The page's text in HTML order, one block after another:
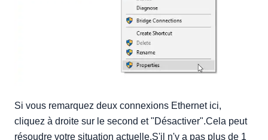
Si vous remarquez deux connexions Ethernet ici,
cliquez à droite sur le second et "Désactiver".Cela peut
résoudre votre situation actuelle.S'il n'y a pas plus de 1